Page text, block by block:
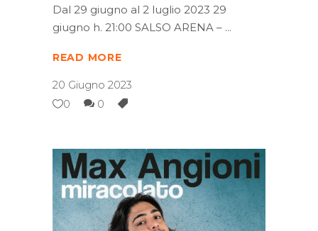
Dal 29 giugno al 2 luglio 2023 29
giugno h. 21:00 SALSO ARENA –
READ MORE
20 Giugno 2023
0
0